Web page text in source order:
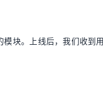
块。上线后，我们收